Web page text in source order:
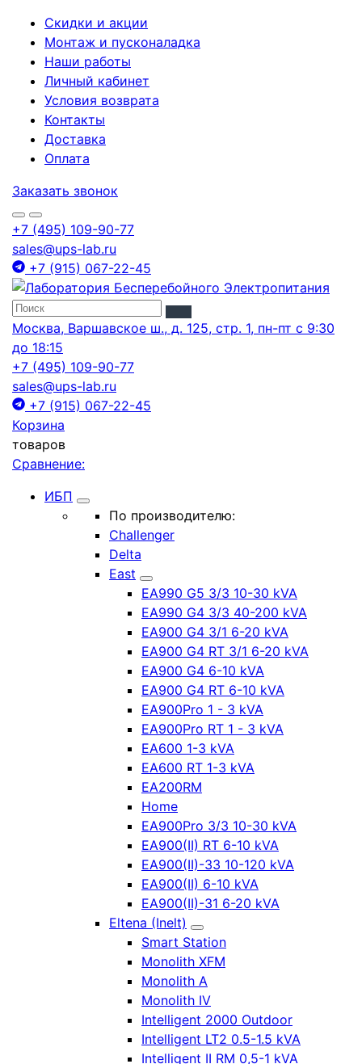
Скидки и акции
Монтаж и пусконаладка
Наши работы
Личный кабинет
Условия возврата
Контакты
Доставка
Оплата
Заказать звонок
+7 (495) 109-90-77
sales@ups-lab.ru
+7 (915) 067-22-45
Москва, Варшавское ш., д. 125, стр. 1, пн-пт с 9:30
до 18:15
+7 (495) 109-90-77
sales@ups-lab.ru
+7 (915) 067-22-45
Корзина
товаров
Сравнение:
ИБП
По производителю:
Challenger
Delta
East
EA990 G5 3/3 10-30 kVA
EA990 G4 3/3 40-200 kVA
EA900 G4 3/1 6-20 kVA
EA900 G4 RT 3/1 6-20 kVA
EA900 G4 6-10 kVA
EA900 G4 RT 6-10 kVA
EA900Pro 1 - 3 kVA
EA900Pro RT 1 - 3 kVA
EA600 1-3 kVA
EA600 RT 1-3 kVA
EA200RM
Home
EA900Pro 3/3 10-30 kVA
EA900(II) RT 6-10 kVA
EA900(II)-33 10-120 kVA
EA900(II) 6-10 kVA
EA900(II)-31 6-20 kVA
Eltena (Inelt)
Smart Station
Monolith XFM
Monolith A
Monolith IV
Intelligent 2000 Outdoor
Intelligent LT2 0.5-1.5 kVA
Intelligent II RM 0,5-1 kVA